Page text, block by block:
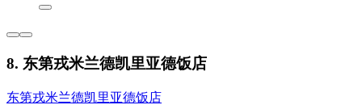
8. 东第戎米兰德凯里亚德饭店
东第戎米兰德凯里亚德饭店